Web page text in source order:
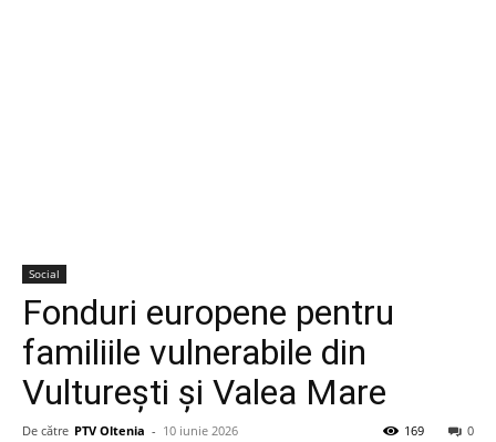
Social
Fonduri europene pentru
familiile vulnerabile din
Vulturești și Valea Mare
De către PTV Oltenia - 10 iunie 2026 0
169